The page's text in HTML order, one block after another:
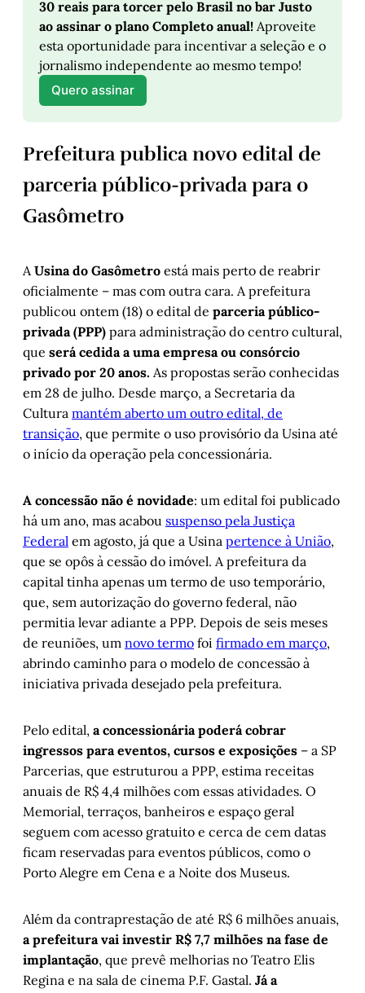
30 reais para torcer pelo Brasil no bar Justo
ao assinar o plano Completo anual! Aproveite
esta oportunidade para incentivar a seleção e o
jornalismo independente ao mesmo tempo!
Quero assinar
Prefeitura publica novo edital de
parceria público-privada para o
Gasômetro
A Usina do Gasômetro está mais perto de reabrir
oficialmente – mas com outra cara. A prefeitura
publicou ontem (18) o edital de parceria público-
privada (PPP) para administração do centro cultural,
que será cedida a uma empresa ou consórcio
privado por 20 anos. As propostas serão conhecidas
em 28 de julho. Desde março, a Secretaria da
Cultura mantém aberto um outro edital, de
transição, que permite o uso provisório da Usina até
o início da operação pela concessionária.
A concessão não é novidade: um edital foi publicado
há um ano, mas acabou suspenso pela Justiça
Federal em agosto, já que a Usina pertence à União,
que se opôs à cessão do imóvel. A prefeitura da
capital tinha apenas um termo de uso temporário,
que, sem autorização do governo federal, não
permitia levar adiante a PPP. Depois de seis meses
de reuniões, um novo termo foi firmado em março,
abrindo caminho para o modelo de concessão à
iniciativa privada desejado pela prefeitura.
Pelo edital, a concessionária poderá cobrar
ingressos para eventos, cursos e exposições – a SP
Parcerias, que estruturou a PPP, estima receitas
anuais de R$ 4,4 milhões com essas atividades. O
Memorial, terraços, banheiros e espaço geral
seguem com acesso gratuito e cerca de cem datas
ficam reservadas para eventos públicos, como o
Porto Alegre em Cena e a Noite dos Museus.
Além da contraprestação de até R$ 6 milhões anuais,
a prefeitura vai investir R$ 7,7 milhões na fase de
implantação, que prevê melhorias no Teatro Elis
Regina e na sala de cinema P.F. Gastal. Já a